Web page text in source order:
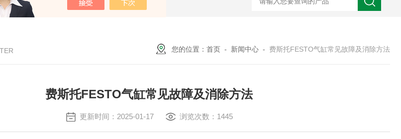
您的位置： 首页 - 新闻中心 - 费斯托FESTO气缸常见故障及消除方法
费斯托FESTO气缸常见故障及消除方法
更新时间：2025-01-17 浏览次数：1445